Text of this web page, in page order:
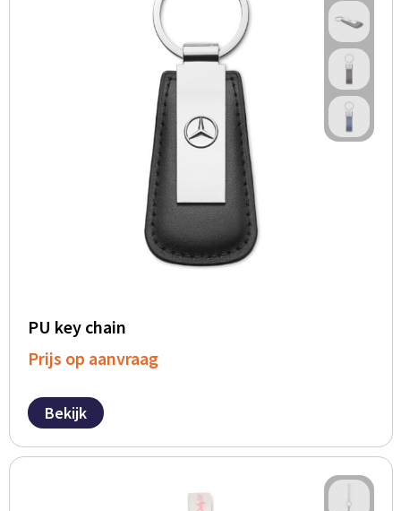
PU key chain
Prijs op aanvraag
Bekijk